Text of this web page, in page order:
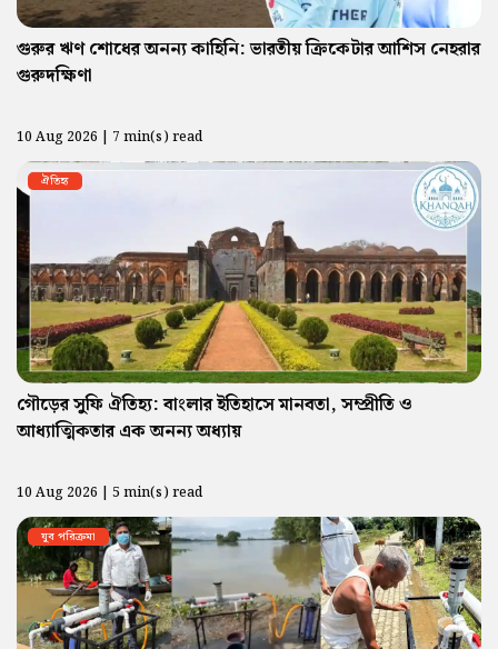
গুরুর ঋণ শোধের অনন্য কাহিনি: ভারতীয় ক্রিকেটার আশিস নেহরার
গুরুদক্ষিণা
10 Aug 2026 | 7 min(s) read
ঐতিহ্য
গৌড়ের সুফি ঐতিহ্য: বাংলার ইতিহাসে মানবতা, সম্প্রীতি ও
আধ্যাত্মিকতার এক অনন্য অধ্যায়
10 Aug 2026 | 5 min(s) read
যুব পরিক্রমা